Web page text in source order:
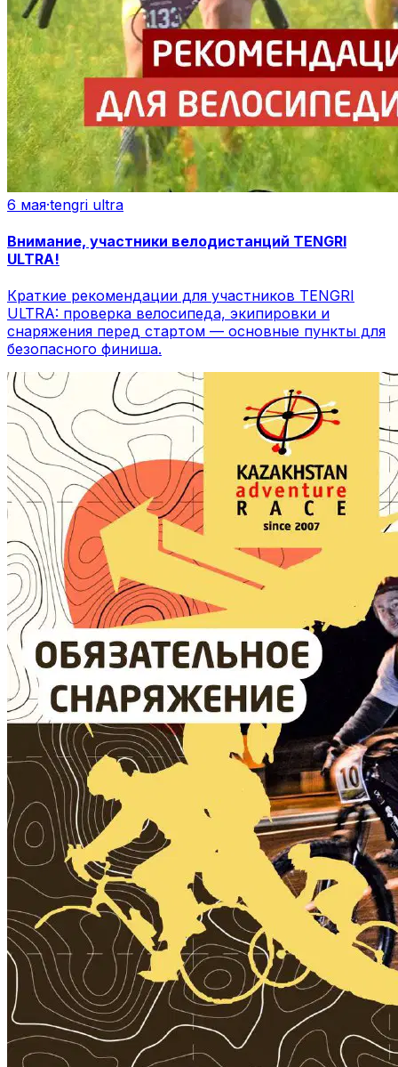
6 мая·tengri ultra
Внимание, участники велодистанций TENGRI
ULTRA!
Краткие рекомендации для участников TENGRI
ULTRA: проверка велосипеда, экипировки и
снаряжения перед стартом — основные пункты для
безопасного финиша.